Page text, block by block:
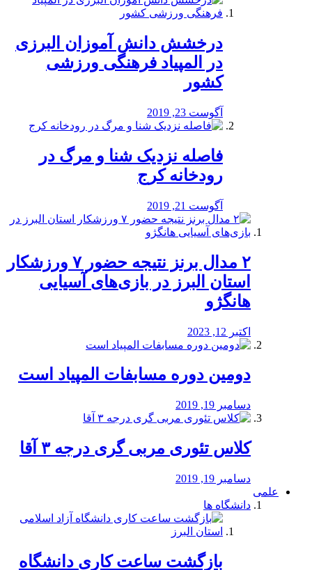
درخشش دانش آموزان البرزی
در المپیاد فرهنگی ورزشی
کشور
آگوست 23, 2019
️فاصله نزدیک شنا و مرگ در
رودخانه کرج
آگوست 21, 2019
۲ مدال برنز نتیجه حضور ۷ ورزشکار
استان البرز در بازی‌های آسیایی
هانگژو
اکتبر 12, 2023
دومین دوره مسابفات المپیاد است
دسامبر 19, 2019
کلاس تئوری مربی گری درجه ۳ آقا
دسامبر 19, 2019
علمی
دانشگاه ها
بازگشت ساعت کاری دانشگاه